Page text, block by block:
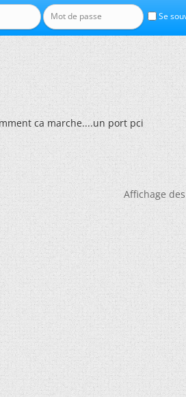
Se
ca marche....un port pci
Affichage